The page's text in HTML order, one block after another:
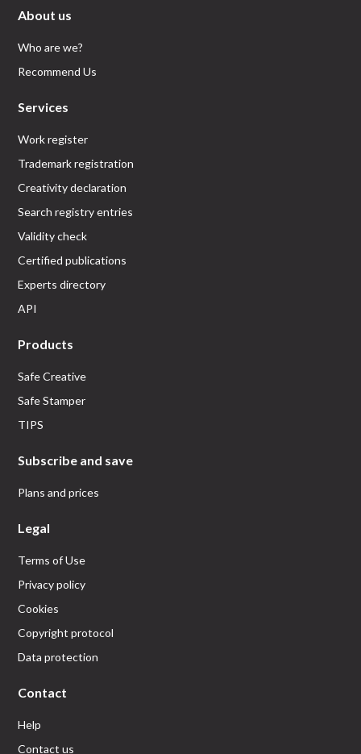
About us
Who are we?
Recommend Us
Services
Work register
Trademark registration
Creativity declaration
Search registry entries
Validity check
Certified publications
Experts directory
API
Products
Safe Creative
Safe Stamper
TIPS
Subscribe and save
Plans and prices
Legal
Terms of Use
Privacy policy
Cookies
Copyright protocol
Data protection
Contact
Help
Contact us